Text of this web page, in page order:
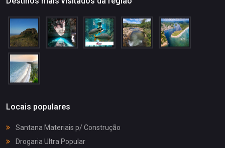
Locais populares
Santana Materiais p/ Construção
Drogaria Ultra Popular